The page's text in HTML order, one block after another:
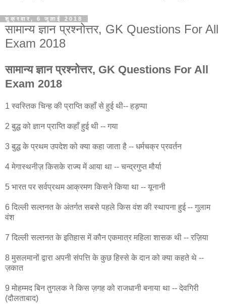
शुक्रवार, 6 जुलाई 2018
सामान्य ज्ञान प्रश्नोत्तर, GK Questions For All
Exam 2018
सामान्य ज्ञान प्रश्नोत्तर, GK Questions For All
Exam 2018
1 स्वस्तिक चिन्ह की प्राप्ति कहाँ से हुई थी-- हड़प्पा
2 बुद्ध को ज्ञान प्राप्ति कहाँ हुई थी -- गया
3 बुद्ध के प्रथम उपदेश को क्या कहा जाता है -- धर्मचक्र प्रवर्तन
4 मेगास्थनीज़ किसके राज्य में आया था -- चन्द्रगुप्त मौर्या
5 भारत पर सर्वप्रथम आक्रमण किसने किया था -- यूनानी
6 दिल्ली सल्तनत के अंतर्गत सबसे पहले किस वंश की स्थापना हुई -- गुलाम
वंश
7 दिल्ली सल्तनत के इतिहास में कौन एकमात्र महिला शासक थी -- रज़िया
8 मुसलमानों द्वारा अपनी संपत्ति के कुछ हिस्से के दान को क्या कहते थे --
ज़कात
9 मोहम्मद बिन तुगलक ने किस ज़गह को राजधानी बनाया था -- देवगिरी
(दौलताबाद)